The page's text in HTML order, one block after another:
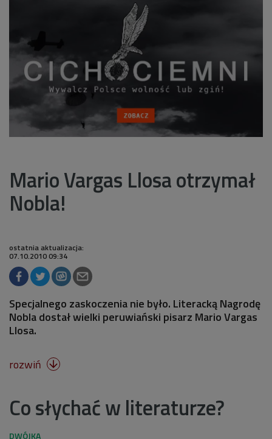
Mario Vargas Llosa otrzymał
Nobla!
ostatnia aktualizacja:
07.10.2010 09:34
Specjalnego zaskoczenia nie było. Literacką Nagrodę
Nobla dostał wielki peruwiański pisarz Mario Vargas
Llosa.
rozwiń 
Co słychać w literaturze?